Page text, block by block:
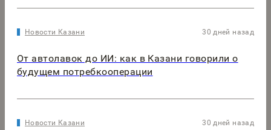
Новости Казани 30 дней назад
От автолавок до ИИ: как в Казани говорили о
будущем потребкооперации
Новости Казани 30 дней назад